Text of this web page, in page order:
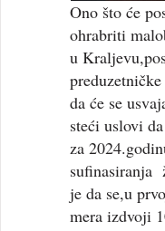
Ono što će
ohrabriti
u
da će se
steći uslovi
za
sufinasiranja
je da se,u
mera izdvoji